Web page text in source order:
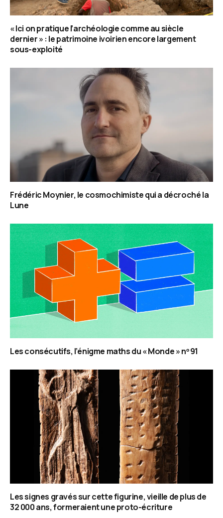
« Ici on pratique l’archéologie comme au siècle
dernier » : le patrimoine ivoirien encore largement
sous-exploité
Frédéric Moynier, le cosmochimiste qui a décroché la
Lune
Les consécutifs, l’énigme maths du « Monde » nᵒ 91
Les signes gravés sur cette figurine, vieille de plus de
32 000 ans, formeraient une proto-écriture